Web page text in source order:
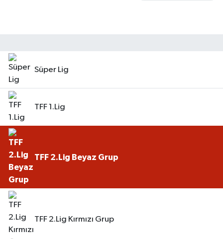
Süper Lig
TFF 1.Lig
TFF 2.Lig Beyaz Grup
TFF 2.Lig Kırmızı Grup